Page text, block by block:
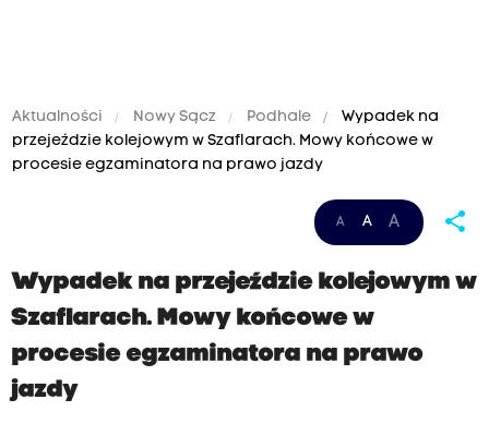
Aktualności Nowy Sącz Podhale
Wypadek na
przejeździe kolejowym w Szaflarach. Mowy końcowe w
procesie egzaminatora na prawo jazdy
A A A share
Wypadek na przejeździe kolejowym w
Szaflarach. Mowy końcowe w
procesie egzaminatora na prawo
jazdy